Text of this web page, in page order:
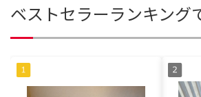
ベストセラーランキング